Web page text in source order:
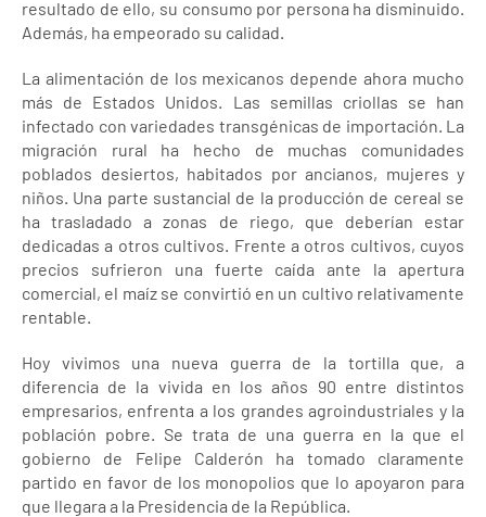
resultado de ello, su consumo por persona ha disminuido.
Además, ha empeorado su calidad.
La alimentación de los mexicanos depende ahora mucho
más de Estados Unidos. Las semillas criollas se han
infectado con variedades transgénicas de importación. La
migración rural ha hecho de muchas comunidades
poblados desiertos, habitados por ancianos, mujeres y
niños. Una parte sustancial de la producción de cereal se
ha trasladado a zonas de riego, que deberían estar
dedicadas a otros cultivos. Frente a otros cultivos, cuyos
precios sufrieron una fuerte caída ante la apertura
comercial, el maíz se convirtió en un cultivo relativamente
rentable.
Hoy vivimos una nueva guerra de la tortilla que, a
diferencia de la vivida en los años 90 entre distintos
empresarios, enfrenta a los grandes agroindustriales y la
población pobre. Se trata de una guerra en la que el
gobierno de Felipe Calderón ha tomado claramente
partido en favor de los monopolios que lo apoyaron para
que llegara a la Presidencia de la República.